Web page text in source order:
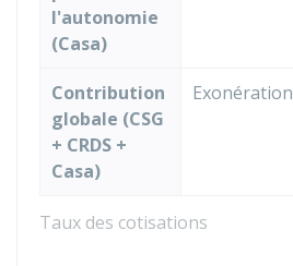
Taux des cotisations
l'autonomie
(Casa)
Contribution
globale (CSG
+ CRDS +
Casa)
Exonération